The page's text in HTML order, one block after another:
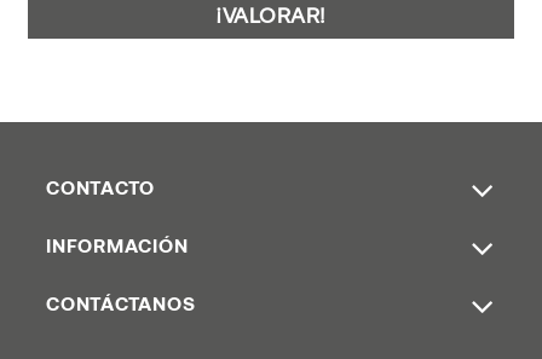
¡VALORAR!
CONTACTO
INFORMACIÓN
CONTÁCTANOS